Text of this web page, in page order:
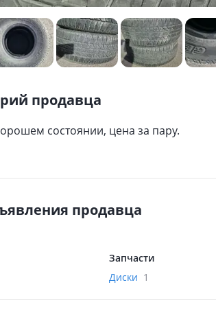
продавца
состоянии, цена за пару.
продавца
Запчасти
Диски 1